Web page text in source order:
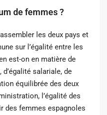
de femmes ?
les deux pays et
sur l’égalité entre les
est-on en matière de
salariale, de
équilibrée des deux
l’égalité des
des femmes espagnoles